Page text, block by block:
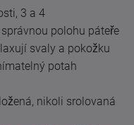
3 a 4
polohu páteře
svaly a pokožku
potah
nikoli srolovaná